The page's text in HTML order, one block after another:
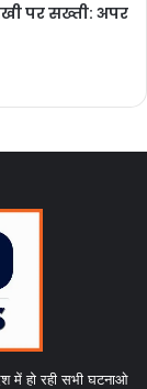
पर सख्ती: अपर
में हो रही सभी घटनाओ